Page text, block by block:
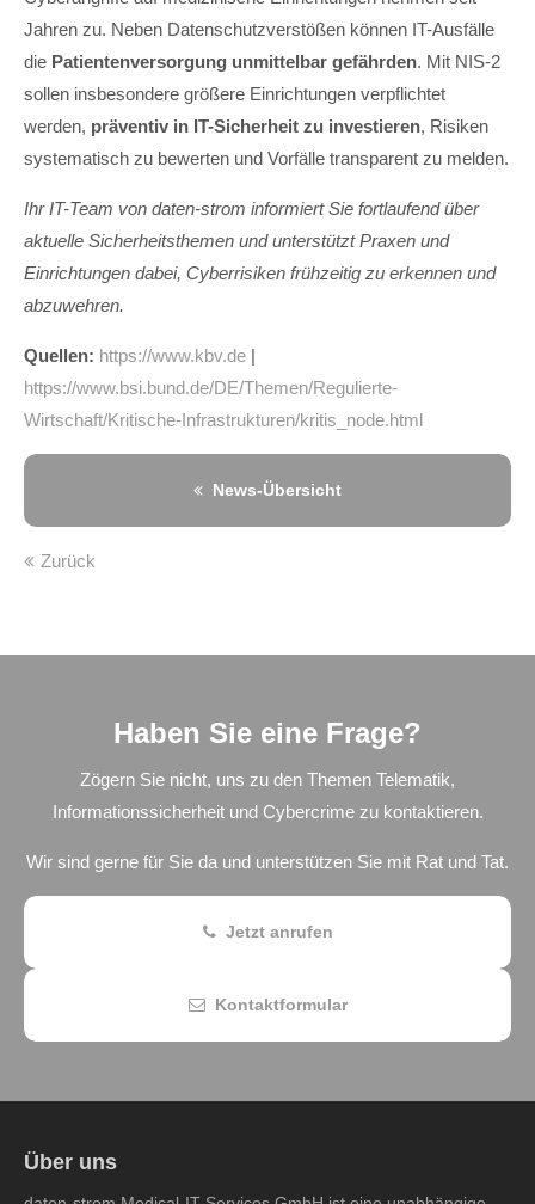
Jahren zu. Neben Datenschutzverstößen können IT-Ausfälle
die Patientenversorgung unmittelbar gefährden. Mit NIS-2
sollen insbesondere größere Einrichtungen verpflichtet
werden, präventiv in IT-Sicherheit zu investieren, Risiken
systematisch zu bewerten und Vorfälle transparent zu melden.
Ihr IT-Team von daten-strom informiert Sie fortlaufend über
aktuelle Sicherheitsthemen und unterstützt Praxen und
Einrichtungen dabei, Cyberrisiken frühzeitig zu erkennen und
abzuwehren.
Quellen: https://www.kbv.de |
https://www.bsi.bund.de/DE/Themen/Regulierte-
Wirtschaft/Kritische-Infrastrukturen/kritis_node.html
News-Übersicht
Zurück
Haben Sie eine Frage?
Zögern Sie nicht, uns zu den Themen Telematik,
Informationssicherheit und Cybercrime zu kontaktieren.
Wir sind gerne für Sie da und unterstützen Sie mit Rat und Tat.
Jetzt anrufen
Kontaktformular
Über uns